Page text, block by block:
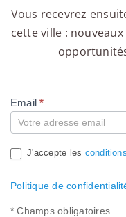
Vous recevrez
cette ville :
Compte
Email*
J'accepte les
Politique de
* Champs obligatoires